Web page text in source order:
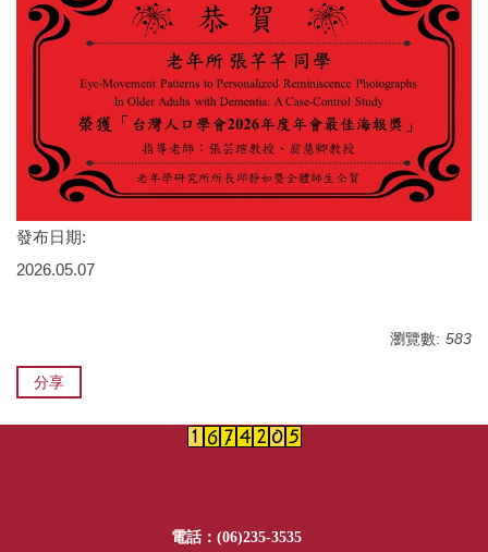
發布日期:
2026.05.07
瀏覽數: 583
分享
電話：(06)235-3535